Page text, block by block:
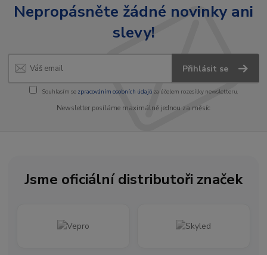
Nepropásněte žádné novinky ani
slevy!
Přihlásit se
Souhlasím se zpracováním osobních údajůza účelem rozesílky newsletteru.
Newsletter posíláme maximálně jednou za měsíc
Jsme oficiální distributoři značek